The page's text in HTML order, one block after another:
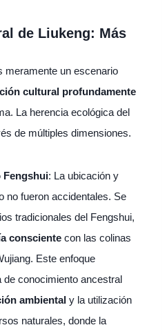
de Liukeng: Más
meramente un escenario
cultural profundamente
La herencia ecológica del
de múltiples dimensiones.
Fengshui: La ubicación y
no fueron accidentales. Se
tradicionales del Fengshui,
consciente con las colinas
Este enfoque
de conocimiento ancestral
ambiental y la utilización
naturales, donde la